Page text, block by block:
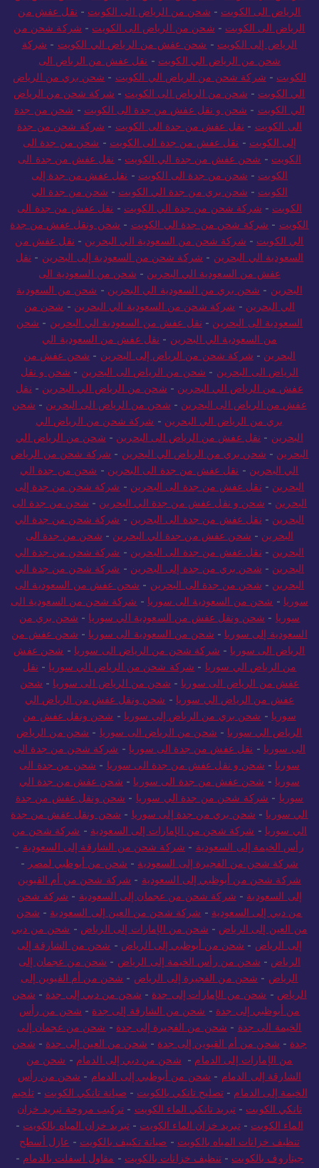
الرياض الي الكويت- شحن من الرياض الي الكويت- شحن عفش من
الرياض الى الكويت-شحن من الرياض الى الكويت-نقل عفش من
الرياض الى الكويت- شحن من الرياض الى الكويت -شركة شحن من
الرياض إلى الكويت- شحن عفش من الرياض الي الكويت -
شحن من الرياض الي الكويت-
نقل عفش من الرياض الى
الكويت-شركة شحن من الرياض الي الكويت -
شحن بري من الرياض
الي الكويت - شحن من الرياض الى الكويت
شركة شحن من الرياض
الي الكويت - شحن و نقل عفش من جدة الى الكويت-شحن من جدة
الى الكويت-نقل عفش من جدة الى الكويت-شركة شحن من جدة
إلى الكويت- نقل عفش من جدة الى الكويت-
شحن من جدة الى
الكويت -شحن عفش من جدة الي الكويت-
نقل عفش من جدة الى
الكويت - شحن من جدة الى الكويت- نقل عفش من جدة إلى
الكويت- شحن بري من جدة الي الكويت-شحن من جدة الي
الكويت- شركة شحن من جدة الي الكويت - نقل عفش من جدة الى
الكويت- شركة شحن من جدة الي الكويت-
شحن ونقل عفش من جدة
الي الكويت
شركة شحن من السعودية الي البحرين
نقل عفش من
السعودية الي البحرين-شركة شحن من السعودية إلى البحرين
عفش من السعودية الي البحرين
-شحن من السعودية الى
البحرين - شحن بري من السعودية الي البحرين - شحن من السعودية
الي البحرين
- شركة شحن من السعودية الي البحرين -
شحن من
السعودية الى البحرين
نقل عفش من السعودية الي البحرين
من السعودية الي البحرين
-نقل عفش من السعودية الي
البحرين- شركة شحن من الرياض إلى البحرين-
شحن عفش من
الرياض الى البحرين
-شحن من الرياض الى البحرين -شحن و نقل
عفش من الرياض الي البحرين -شحن من الرياض الي البحرين -نقل
عفش من الرياض الى البحرين
شحن من الرياض الى البحرين-
بري من الرياض الي البحرين-
شركة شحن من الرياض الي
البحرين-نقل عفش من الرياض الى البحرين-شحن من الرياض الي
البحرين- شحن بري من الرياض الي البحرين
شركة شحن من الرياض
الي البحرين
-نقل عفش من جدة الى البحرين -شحن من جدة الي
البحرين -نقل عفش من جدة الى البحرين -شركة شحن من جدة إلى
البحرين- شحن و نقل عفش من جدة الي البحرين-شحن من جدة الى
البحرين
- نقل عفش من جدة الى البحرين
شركة شحن من جدة الي
البحرين -شحن عفش من جدة الي البحرين -شحن من جدة الى
البحرين - نقل عفش من جدة الى البحرين - شركة شحن من جدة الي
البحرين - شحن بري من جدة إلى البحرين -شركة شحن من جدة الي
البحرين -شحن من جدة الى البحرين - شحن عفش من السعودية الى
سوريا
- شحن من السعودية الى سوريا-شركة شحن من السعودية الى
سوريا -شحن ونقل عفش من السعودية الي سوريا - شحن بري من
السعودية إلى سوريا- شحن من السعودية الى سوريا -
شحن عفش من
الرياض الى سوريا
- شركة شحن من الرياض الى سوريا - شحن عفش
من الرياض الي سوريا-شركة شحن من الرياض الي سوريا-نقل
عفش من الرياض الى سوريا
-شحن من الرياض الى سوريا-
شحن
عفش من الرياض الي سوريا- شحن ونقل عفش من الرياض الي
سوريا
- شحن بري من الرياض إلى سوريا - شحن ونقل عفش من
الرياض الي سوريا-شحن من الرياض الى سوريا-شحن من الرياض
الى سوريا-نقل عفش من جدة الى سوريا - شركة شحن من جدة الى
سوريا - شحن و نقل عفش من جدة الى سوريا - شحن من جدة الى
سوريا -شحن عفش من جدة الى سوريا -شحن عفش من جدة الي
سوريا- شركة شحن من جدة الي سوريا -شحن ونقل عفش من جدة
الي سوريا- شحن بري من جدة إلى سوريا -شحن ونقل عفش من جدة
الي سوريا
- شركة شحن من الإمارات إلى السعودية- شركة شحن من
رأس الخيمة إلى السعودية - شركة شحن من الشارقة إلى السعودية-
شركة شحن من الفجيرة إلى السعودية -شحن من أبوظبي لمصر
-
شركة شحن من أبوظبي إلى السعودية-شركة شحن من أم القيوين
إلى السعودية- شركة شحن من عجمان إلى السعودية - شركة شحن
من دبي إلى السعودية - شركة شحن من العين إلى السعودية- شحن
من العين إلى الرياض
- شحن من الإمارات إلى الرياض - شحن من دبي
إلى الرياض - شحن من أبوظبي إلى الرياض -شحن من الشارقة إلى
الرياض
- شحن من رأس الخيمة إلى الرياض - شحن من عجمان إلى
الرياض - شحن من الفجيرة إلى الرياض - شحن من أم القيوين إلى
الرياض -شحن من الإمارات إلى جدة- شحن من دبي إلى جدة -
شحن
من أبوظبي إلى جدة- شحن من الشارقة إلى جدة-
شحن من رأس
الخيمة الى جدة - شحن من الفجيرة إلى جدة - شحن من عجمان إلى
جدة- شحن من أم القيوين إلى جدة - شحن من العين إلى جدة- شحن
من الإمارات إلى الدمام -شحن من دبي إلى الدمام- شحن من
الشارقة إلى الدمام- شحن من أبوظبي إلى الدمام-
شحن من رأس
الخيمة إلى الدمام- تصليح تانكي بالكويت - صيانة تانكي الكويت-تلحيم
تانكي الكويت- تبريد تانكي الماء الكويت-
تركيب مروحة تبريد خزان
الماء الكويت- تبريد خزان الماء الكويت- تبريد خزان المياه بالكويت-
تنظيف خزانات المياه بالكويت-صيانة تكييف بالكويت - عازل أسطح